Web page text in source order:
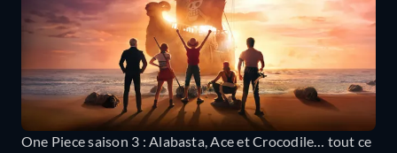
One Piece saison 3 : Alabasta, Ace et Crocodile… tout ce